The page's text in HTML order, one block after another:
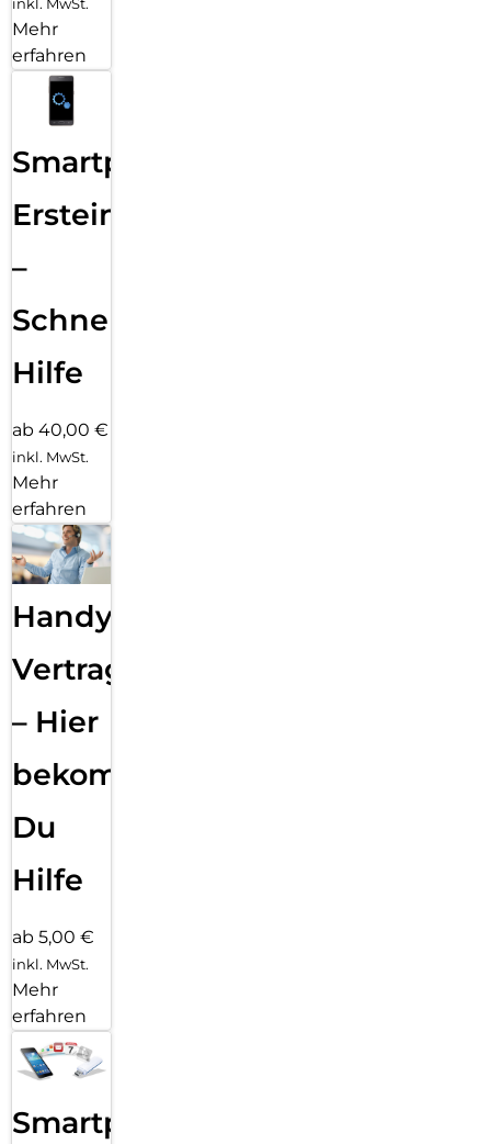
Mehr
erfahren
Smartphone
Ersteinrichtung
–
Schnelle
Hilfe
ab 40,00 €
inkl. MwSt.
Mehr
erfahren
Handy
Vertragsabwicklung
– Hier
bekommst
Du
Hilfe
ab 5,00 €
inkl. MwSt.
Mehr
erfahren
Smartphone